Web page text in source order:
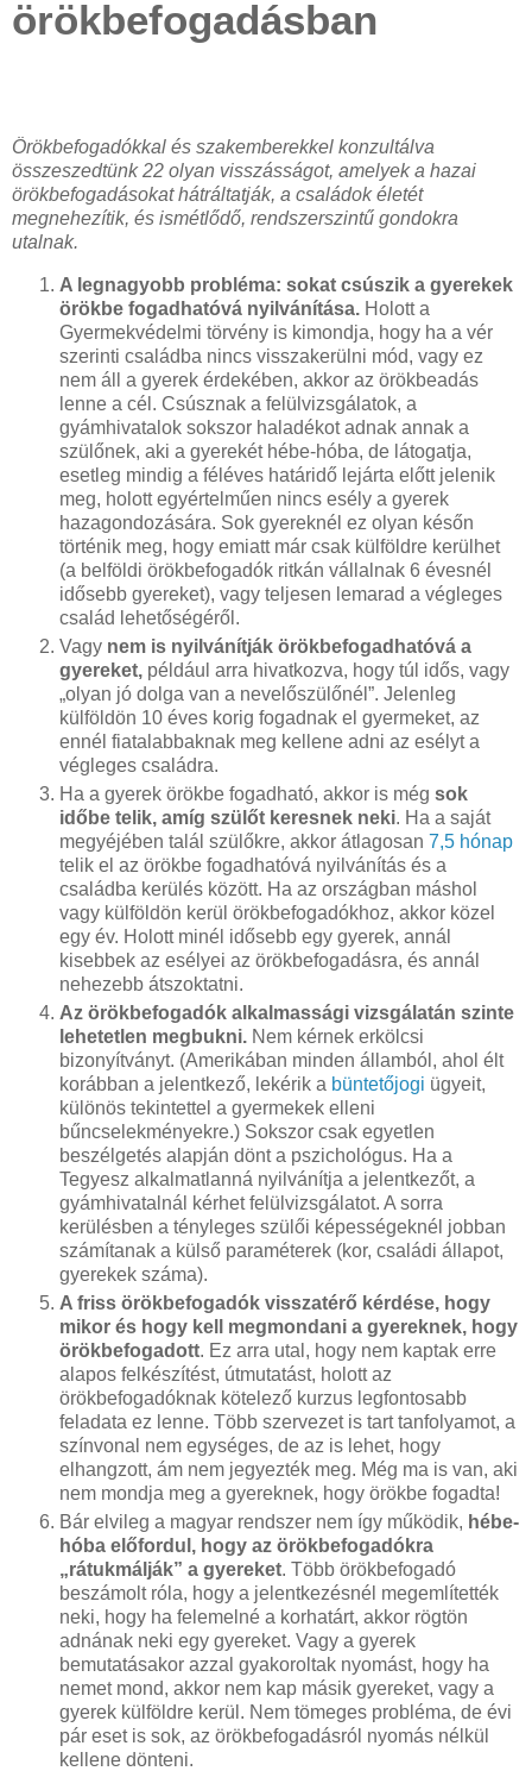
örökbefogadásban
Örökbefogadókkal és szakemberekkel konzultálva
összeszedtünk 22 olyan visszásságot, amelyek a hazai
örökbefogadásokat hátráltatják, a családok életét
megnehezítik, és ismétlődő, rendszerszintű gondokra
utalnak.
A legnagyobb probléma: sokat csúszik a gyerekek
örökbe fogadhatóvá nyilvánítása. Holott a
Gyermekvédelmi törvény is kimondja, hogy ha a vér
szerinti családba nincs visszakerülni mód, vagy ez
nem áll a gyerek érdekében, akkor az örökbeadás
lenne a cél. Csúsznak a felülvizsgálatok, a
gyámhivatalok sokszor haladékot adnak annak a
szülőnek, aki a gyerekét hébe-hóba, de látogatja,
esetleg mindig a féléves határidő lejárta előtt jelenik
meg, holott egyértelműen nincs esély a gyerek
hazagondozására. Sok gyereknél ez olyan későn
történik meg, hogy emiatt már csak külföldre kerülhet
(a belföldi örökbefogadók ritkán vállalnak 6 évesnél
idősebb gyereket), vagy teljesen lemarad a végleges
család lehetőségéről.
Vagy nem is nyilvánítják örökbefogadhatóvá a
gyereket, például arra hivatkozva, hogy túl idős, vagy
„olyan jó dolga van a nevelőszülőnél”. Jelenleg
külföldön 10 éves korig fogadnak el gyermeket, az
ennél fiatalabbaknak meg kellene adni az esélyt a
végleges családra.
Ha a gyerek örökbe fogadható, akkor is még sok
időbe telik, amíg szülőt keresnek neki. Ha a saját
megyéjében talál szülőkre, akkor átlagosan 7,5 hónap
telik el az örökbe fogadhatóvá nyilvánítás és a
családba kerülés között. Ha az országban máshol
vagy külföldön kerül örökbefogadókhoz, akkor közel
egy év. Holott minél idősebb egy gyerek, annál
kisebbek az esélyei az örökbefogadásra, és annál
nehezebb átszoktatni.
Az örökbefogadók alkalmassági vizsgálatán szinte
lehetetlen megbukni. Nem kérnek erkölcsi
bizonyítványt. (Amerikában minden államból, ahol élt
korábban a jelentkező, lekérik a büntetőjogi ügyeit,
különös tekintettel a gyermekek elleni
bűncselekményekre.) Sokszor csak egyetlen
beszélgetés alapján dönt a pszichológus. Ha a
Tegyesz alkalmatlanná nyilvánítja a jelentkezőt, a
gyámhivatalnál kérhet felülvizsgálatot. A sorra
kerülésben a tényleges szülői képességeknél jobban
számítanak a külső paraméterek (kor, családi állapot,
gyerekek száma).
A friss örökbefogadók visszatérő kérdése, hogy
mikor és hogy kell megmondani a gyereknek, hogy
örökbefogadott. Ez arra utal, hogy nem kaptak erre
alapos felkészítést, útmutatást, holott az
örökbefogadóknak kötelező kurzus legfontosabb
feladata ez lenne. Több szervezet is tart tanfolyamot, a
színvonal nem egységes, de az is lehet, hogy
elhangzott, ám nem jegyezték meg. Még ma is van, aki
nem mondja meg a gyereknek, hogy örökbe fogadta!
Bár elvileg a magyar rendszer nem így működik, hébe-
hóba előfordul, hogy az örökbefogadókra
„rátukmálják” a gyereket. Több örökbefogadó
beszámolt róla, hogy a jelentkezésnél megemlítették
neki, hogy ha felemelné a korhatárt, akkor rögtön
adnának neki egy gyereket. Vagy a gyerek
bemutatásakor azzal gyakoroltak nyomást, hogy ha
nemet mond, akkor nem kap másik gyereket, vagy a
gyerek külföldre kerül. Nem tömeges probléma, de évi
pár eset is sok, az örökbefogadásról nyomás nélkül
kellene dönteni.